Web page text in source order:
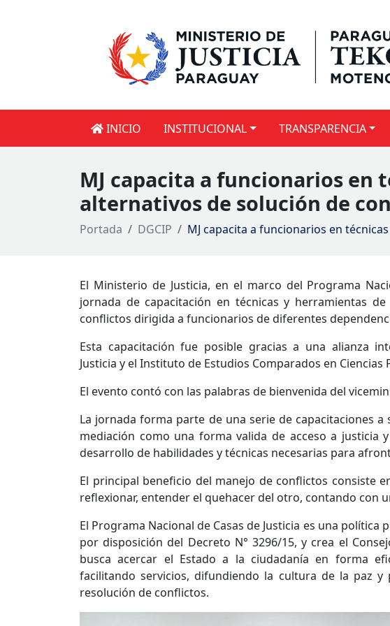
INICIO INSTITUCIONAL TRANSPARENCIA
MJ capacita a funcionarios en
alternativos de solución de
Portada DGCIP MJ capacita a funcionarios en
El Ministerio de Justicia, en el marco del Programa
jornada de capacitación en técnicas y herramientas
conflictos dirigida a funcionarios de diferentes
Esta capacitación fue posible gracias a una alianza
Justicia y el Instituto de Estudios Comparados en Ciencias
El evento contó con las palabras de bienvenida del
La jornada forma parte de una serie de capacitaciones
mediación como una forma valida de acceso a justicia
desarrollo de habilidades y técnicas necesarias para
El principal beneficio del manejo de conflictos consiste
reflexionar, entender el quehacer del otro, contando con
El Programa Nacional de Casas de Justicia es una
por disposición del Decreto N° 3296/15, y crea el
busca acercar el Estado a la ciudadanía en forma
facilitando servicios, difundiendo la cultura de la paz
resolución de conflictos.